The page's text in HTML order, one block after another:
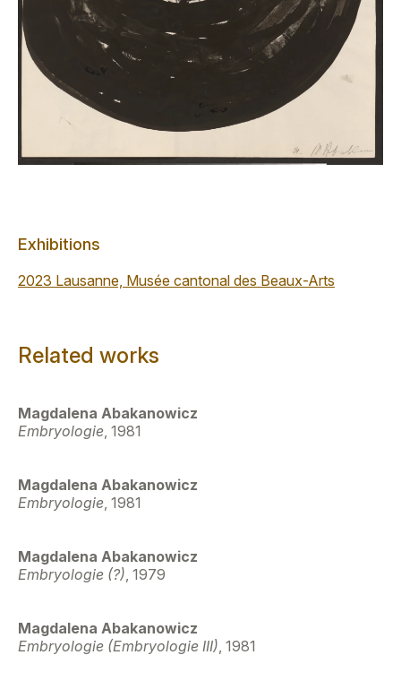
Exhibitions
2023 Lausanne, Musée cantonal des Beaux-Arts
Related works
Magdalena Abakanowicz
Embryologie, 1981
Magdalena Abakanowicz
Embryologie, 1981
Magdalena Abakanowicz
Embryologie (?), 1979
Magdalena Abakanowicz
Embryologie (Embryologie III), 1981